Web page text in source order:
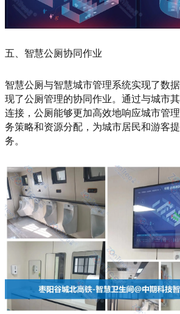
五、智慧公厕协同作业
智慧公厕与智慧城市管理系统实现了数
现了公厕管理的协同作业。通过与城市
连接，公厕能够更加高效地响应城市管
务策略和资源分配，为城市居民和游客
务。